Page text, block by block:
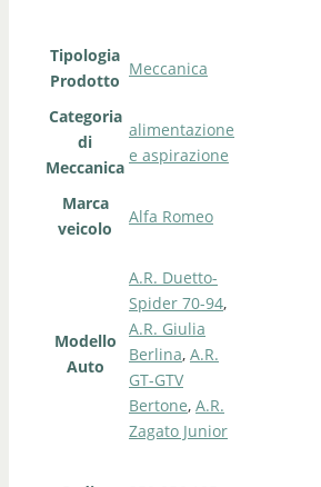
Tipologia
Prodotto
Meccanica
Categoria
di
Meccanica
alimentazione
e aspirazione
Marca
veicolo
Alfa Romeo
Modello
Auto
A.R. Duetto-
Spider 70-94,
A.R. Giulia
Berlina, A.R.
GT-GTV
Bertone, A.R.
Zagato Junior